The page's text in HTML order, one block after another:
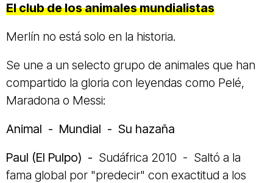
El club de los animales mundialistas
Merlín no está solo en la historia.
Se une a un selecto grupo de animales que han
compartido la gloria con leyendas como Pelé,
Maradona o Messi:
Animal - Mundial - Su hazaña
Paul (El Pulpo) - Sudáfrica 2010 - Saltó a la
fama global por "predecir" con exactitud a los